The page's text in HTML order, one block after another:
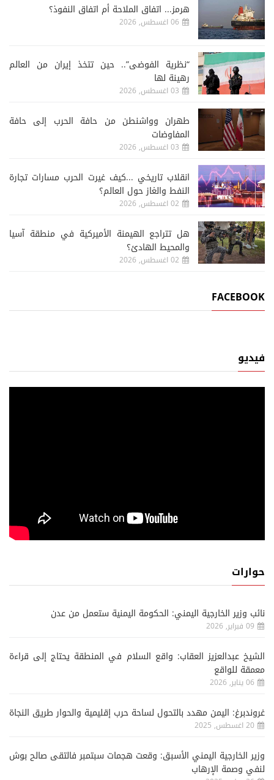
هرمز... اتفاق الملاحة أم اتفاق النفوذ؟
06 اغسطس, 2026
“نظرية الفوضى”.. حين تتخذ إيران من العالم
رهينة لها
03 اغسطس, 2026
طهران وواشنطن من حافة الحرب إلى حافة
المفاوضات
03 اغسطس, 2026
انقلاب تاريخي ...كيف غيرت الحرب مسارات تجارة
النفط والغاز حول العالم؟
02 اغسطس, 2026
هل تتراجع الهيمنة الأميركية في منطقة آسيا
والمحيط الهادئ؟
02 اغسطس, 2026
FACEBOOK
فيديو
حوارات
نائب وزير الخارجية اليمني: الحكومة اليمنية ستعمل من عدن
09 فبراير, 2026
الشيخ عبدالعزيز العقاب: واقع السلام في المنطقة يحتاج إلى قراءة
معمقة للواقع
06 يناير, 2026
غروندبرغ: اليمن مهدد بالتحول لساحة حرب إقليمية والحوار طريق النجاة
20 اغسطس, 2025
وزير الخارجية اليمني الأسبق: وقعت هجمات سبتمبر فالتقى صالح بوش
لنفي وصمة الإرهاب